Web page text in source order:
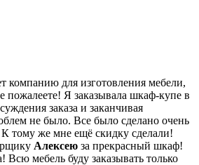
компанию для изготовления мебели,
Я заказывала шкаф-купе в
заказа и заканчивая
не было. Все было сделано очень
тому же мне ещё скидку сделали!
Алексею за прекрасный шкаф!
Всю мебель буду заказывать только